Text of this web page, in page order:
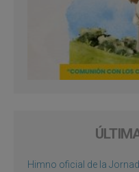
Himno oficial de la